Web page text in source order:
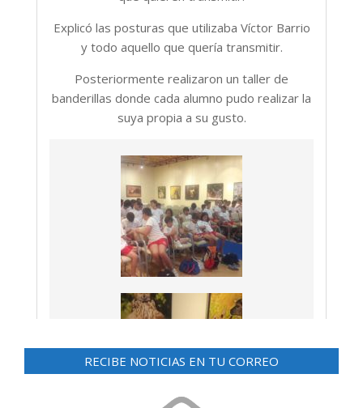
Explicó las posturas que utilizaba Víctor Barrio
y todo aquello que quería transmitir.
Posteriormente realizaron un taller de
banderillas donde cada alumno pudo realizar la
suya propia a su gusto.
RECIBE NOTICIAS EN TU CORREO